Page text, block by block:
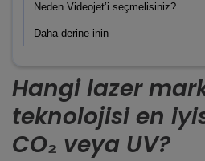
Neden Videojet’i seçmelisiniz?
Daha derine inin
Hangi lazer
teknolojisi en
CO₂ veya UV?